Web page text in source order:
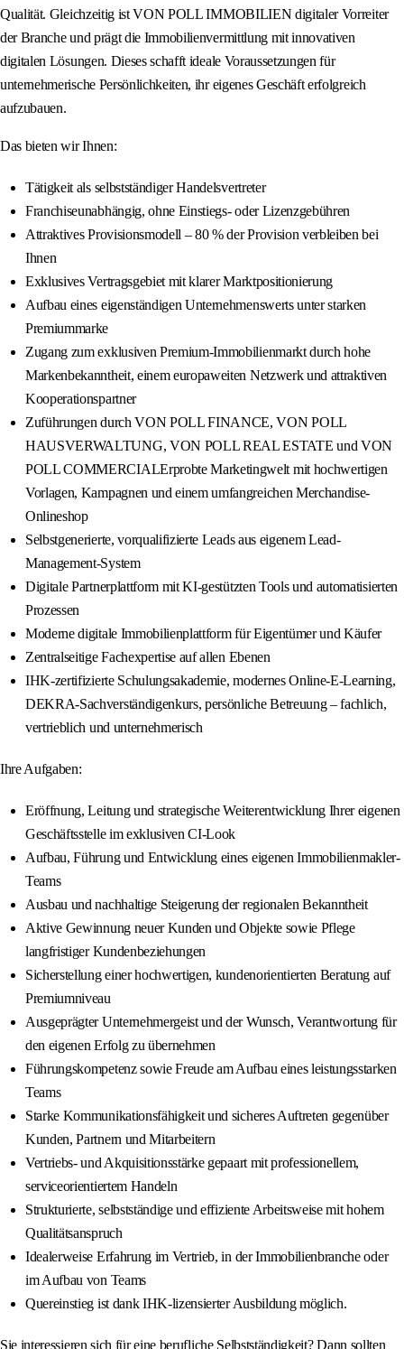
Qualität. Gleichzeitig ist VON POLL IMMOBILIEN digitaler Vorreiter
der Branche und prägt die Immobilienvermittlung mit innovativen
digitalen Lösungen. Dieses schafft ideale Voraussetzungen für
unternehmerische Persönlichkeiten, ihr eigenes Geschäft erfolgreich
aufzubauen.
Das bieten wir Ihnen:
Tätigkeit als selbstständiger Handelsvertreter
Franchiseunabhängig, ohne Einstiegs- oder Lizenzgebühren
Attraktives Provisionsmodell – 80 % der Provision verbleiben bei
Ihnen
Exklusives Vertragsgebiet mit klarer Marktpositionierung
Aufbau eines eigenständigen Unternehmenswerts unter starken
Premiummarke
Zugang zum exklusiven Premium-Immobilienmarkt durch hohe
Markenbekanntheit, einem europaweiten Netzwerk und attraktiven
Kooperationspartner
Zuführungen durch VON POLL FINANCE, VON POLL
HAUSVERWALTUNG, VON POLL REAL ESTATE und VON
POLL COMMERCIALErprobte Marketingwelt mit hochwertigen
Vorlagen, Kampagnen und einem umfangreichen Merchandise-
Onlineshop
Selbstgenerierte, vorqualifizierte Leads aus eigenem Lead-
Management-System
Digitale Partnerplattform mit KI-gestützten Tools und automatisierten
Prozessen
Moderne digitale Immobilienplattform für Eigentümer und Käufer
Zentralseitige Fachexpertise auf allen Ebenen
IHK-zertifizierte Schulungsakademie, modernes Online-E-Learning,
DEKRA-Sachverständigenkurs, persönliche Betreuung – fachlich,
vertrieblich und unternehmerisch
Ihre Aufgaben:
Eröffnung, Leitung und strategische Weiterentwicklung Ihrer eigenen
Geschäftsstelle im exklusiven CI-Look
Aufbau, Führung und Entwicklung eines eigenen Immobilienmakler-
Teams
Ausbau und nachhaltige Steigerung der regionalen Bekanntheit
Aktive Gewinnung neuer Kunden und Objekte sowie Pflege
langfristiger Kundenbeziehungen
Sicherstellung einer hochwertigen, kundenorientierten Beratung auf
Premiumniveau
Ausgeprägter Unternehmergeist und der Wunsch, Verantwortung für
den eigenen Erfolg zu übernehmen
Führungskompetenz sowie Freude am Aufbau eines leistungsstarken
Teams
Starke Kommunikationsfähigkeit und sicheres Auftreten gegenüber
Kunden, Partnern und Mitarbeitern
Vertriebs- und Akquisitionsstärke gepaart mit professionellem,
serviceorientiertem Handeln
Strukturierte, selbstständige und effiziente Arbeitsweise mit hohem
Qualitätsanspruch
Idealerweise Erfahrung im Vertrieb, in der Immobilienbranche oder
im Aufbau von Teams
Quereinstieg ist dank IHK-lizensierter Ausbildung möglich.
Sie interessieren sich für eine berufliche Selbstständigkeit? Dann sollten